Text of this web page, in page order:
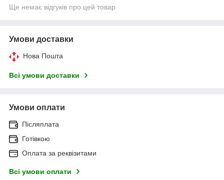
Ще немає відгуків про цей товар
Умови доставки
Нова Пошта
Всі умови доставки
Умови оплати
Післяплата
Готівкою
Оплата за реквізитами
Всі умови оплати